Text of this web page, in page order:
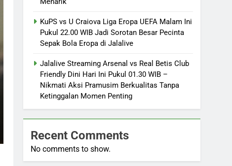
KuPS vs U Craiova Liga Eropa UEFA Malam Ini
Pukul 22.00 WIB Jadi Sorotan Besar Pecinta
Sepak Bola Eropa di Jalalive
Jalalive Streaming Arsenal vs Real Betis Club
Friendly Dini Hari Ini Pukul 01.30 WIB –
Nikmati Aksi Pramusim Berkualitas Tanpa
Ketinggalan Momen Penting
Recent Comments
No comments to show.